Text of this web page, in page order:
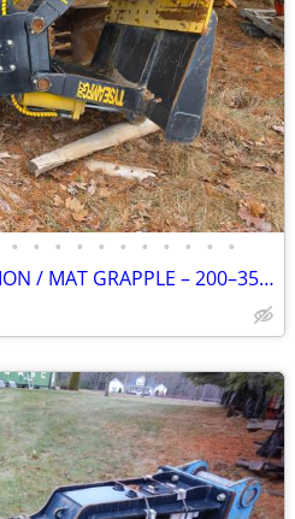
• • • • • • • • • • •
NEW 60” TYSEA DEMOLITION / MAT GRAPPLE – 200–350 EXCAVATORS